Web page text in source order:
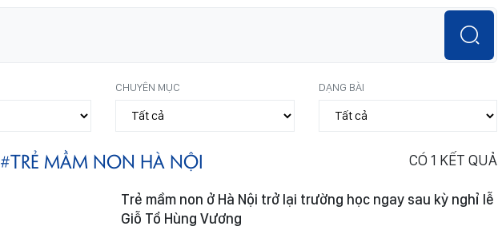
CHUYÊN MỤC DẠNG BÀI
#TRẺ MẦM NON HÀ NỘI CÓ 1 KẾT QUẢ
Trẻ mầm non ở Hà Nội trở lại trường học ngay sau kỳ nghỉ lễ
Giỗ Tổ Hùng Vương